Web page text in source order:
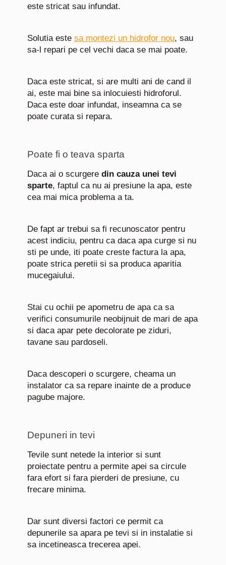
este stricat sau infundat.
Solutia este sa montezi un hidrofor nou, sau
sa-l repari pe cel vechi daca se mai poate.
Daca este stricat, si are multi ani de cand il
ai, este mai bine sa inlocuiesti hidroforul.
Daca este doar infundat, inseamna ca se
poate curata si repara.
Poate fi o teava sparta
Daca ai o scurgere din cauza unei tevi
sparte, faptul ca nu ai presiune la apa, este
cea mai mica problema a ta.
De fapt ar trebui sa fi recunoscator pentru
acest indiciu, pentru ca daca apa curge si nu
sti pe unde, iti poate creste factura la apa,
poate strica peretii si sa produca aparitia
mucegaiului.
Stai cu ochii pe apometru de apa ca sa
verifici consumurile neobijnuit de mari de apa
si daca apar pete decolorate pe ziduri,
tavane sau pardoseli.
Daca descoperi o scurgere, cheama un
instalator ca sa repare inainte de a produce
pagube majore.
Depuneri in tevi
Tevile sunt netede la interior si sunt
proiectate pentru a permite apei sa circule
fara efort si fara pierderi de presiune, cu
frecare minima.
Dar sunt diversi factori ce permit ca
depunerile sa apara pe tevi si in instalatie si
sa incetineasca trecerea apei.